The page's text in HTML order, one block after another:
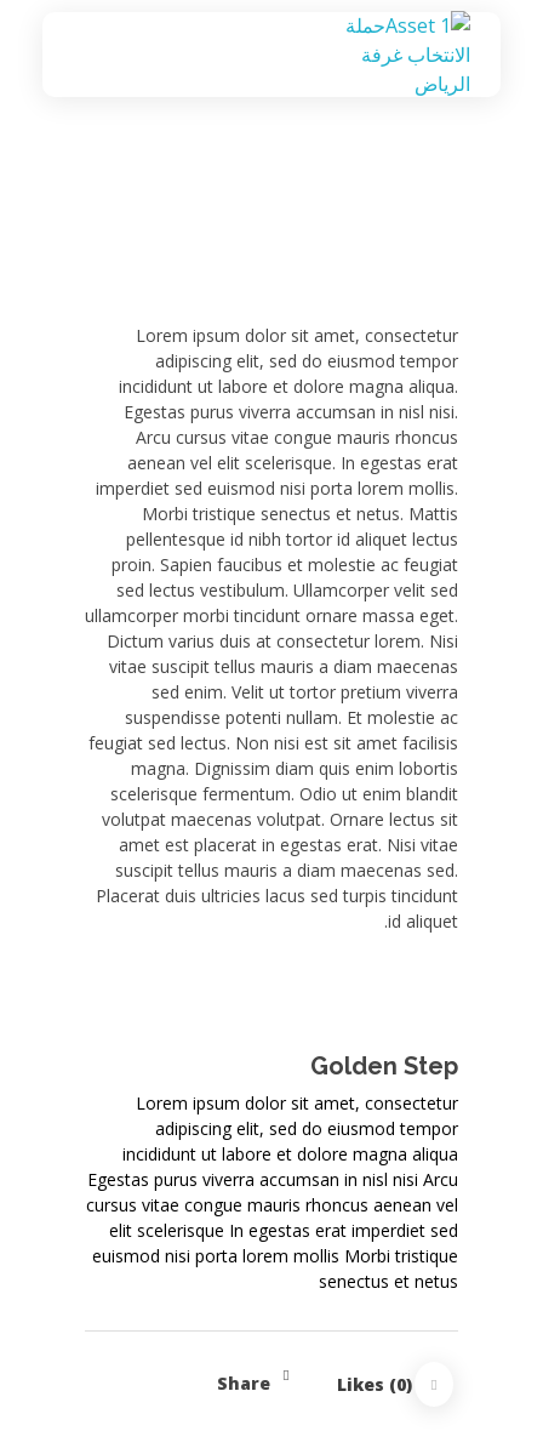
Lorem ipsum dolor sit amet, consectetur
adipiscing elit, sed do eiusmod tempor
incididunt ut labore et dolore magna aliqua.
Egestas purus viverra accumsan in nisl nisi.
Arcu cursus vitae congue mauris rhoncus
aenean vel elit scelerisque. In egestas erat
imperdiet sed euismod nisi porta lorem mollis.
Morbi tristique senectus et netus. Mattis
pellentesque id nibh tortor id aliquet lectus
proin. Sapien faucibus et molestie ac feugiat
sed lectus vestibulum. Ullamcorper velit sed
ullamcorper morbi tincidunt ornare massa eget.
Dictum varius duis at consectetur lorem. Nisi
vitae suscipit tellus mauris a diam maecenas
sed enim. Velit ut tortor pretium viverra
suspendisse potenti nullam. Et molestie ac
feugiat sed lectus. Non nisi est sit amet facilisis
magna. Dignissim diam quis enim lobortis
scelerisque fermentum. Odio ut enim blandit
volutpat maecenas volutpat. Ornare lectus sit
amet est placerat in egestas erat. Nisi vitae
suscipit tellus mauris a diam maecenas sed.
Placerat duis ultricies lacus sed turpis tincidunt
id aliquet.
Golden Step
Lorem ipsum dolor sit amet, consectetur
adipiscing elit, sed do eiusmod tempor
incididunt ut labore et dolore magna aliqua
Egestas purus viverra accumsan in nisl nisi Arcu
cursus vitae congue mauris rhoncus aenean vel
elit scelerisque In egestas erat imperdiet sed
euismod nisi porta lorem mollis Morbi tristique
senectus et netus
Likes (0)
Share